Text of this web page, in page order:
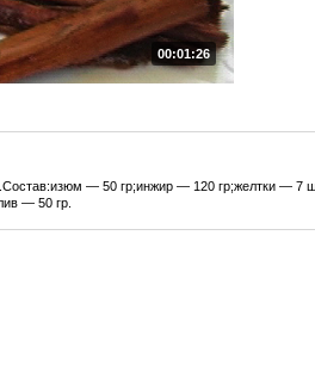
00:01:26
— 50 гр;инжир — 120 гр;желтки — 7
— 50 гр.